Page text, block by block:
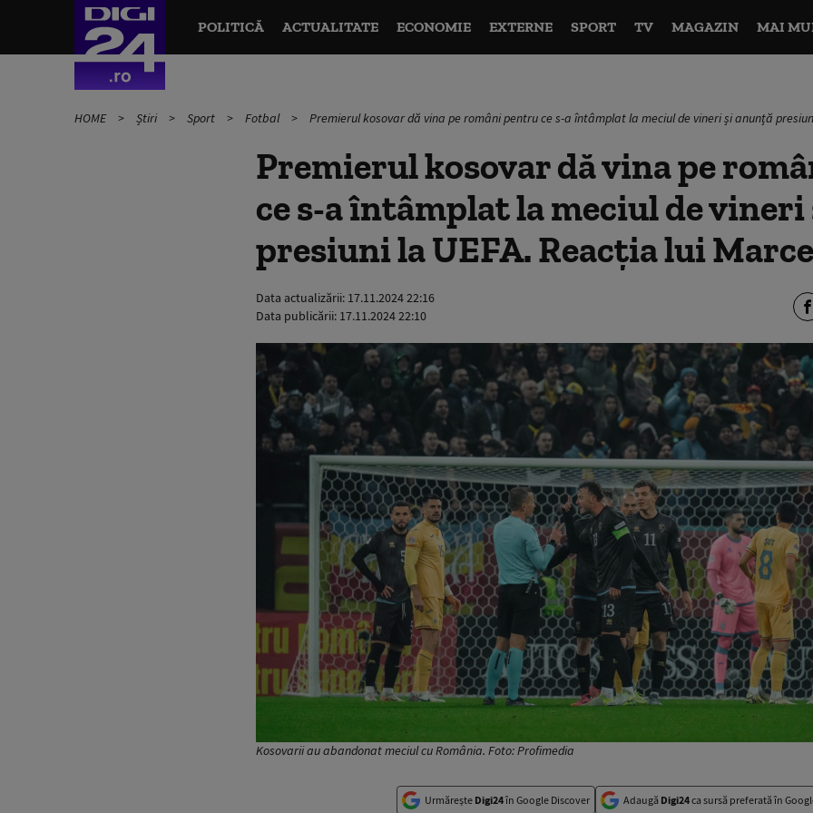
POLITICĂ ACTUALITATE ECONOMIE EXTERNE SPORT TV MAGAZIN MAI
HOME Știri Sport Fotbal Premierul kosovar dă vina pe români pentru ce s-a întâmplat la meciul de vineri și anunță
Premierul kosovar dă vina pe
ce s-a întâmplat la meciul de
presiuni la UEFA. Reacția lui
Data actualizării: 17.11.2024 22:16
Data publicării: 17.11.2024 22:10
Kosovarii au abandonat meciul cu România. Foto: Profimedia
Urmărește Digi24în Google Discover Adaugă Digi24ca sursă preferată în